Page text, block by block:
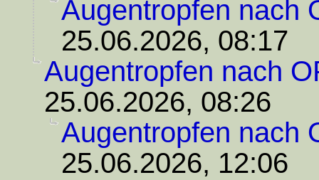
Augentropfen nach
25.06.2026, 08:17
Augentropfen nach
25.06.2026, 08:26
Augentropfen nach
25.06.2026, 12:06